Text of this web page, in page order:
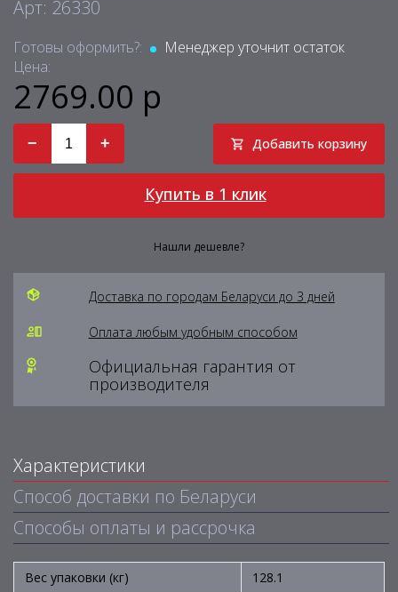
Арт: 26330
Готовы оформить?:
Менеджер уточнит остаток
Цена:
2769.00 р
− + Добавить корзину
Купить в 1 клик
Нашли дешевле?
Доставка по городам Беларуси до 3 дней
Оплата любым удобным способом
Официальная гарантия от
производителя
Характеристики
Способ доставки по Беларуси
Способы оплаты и рассрочка
Вес упаковки (кг)
128.1